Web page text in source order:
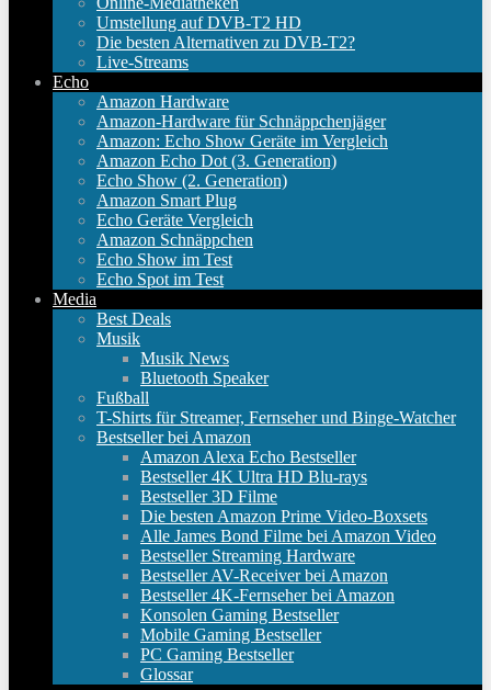
Umstellung auf DVB-T2 HD
Die besten Alternativen zu DVB-T2?
Live-Streams
Echo
Amazon Hardware
Amazon-Hardware für Schnäppchenjäger
Amazon: Echo Show Geräte im Vergleich
Amazon Echo Dot (3. Generation)
Echo Show (2. Generation)
Amazon Smart Plug
Echo Geräte Vergleich
Amazon Schnäppchen
Echo Show im Test
Echo Spot im Test
Media
Best Deals
Musik
Musik News
Bluetooth Speaker
Fußball
T-Shirts für Streamer, Fernseher und Binge-Watcher
Bestseller bei Amazon
Amazon Alexa Echo Bestseller
Bestseller 4K Ultra HD Blu-rays
Bestseller 3D Filme
Die besten Amazon Prime Video-Boxsets
Alle James Bond Filme bei Amazon Video
Bestseller Streaming Hardware
Bestseller AV-Receiver bei Amazon
Bestseller 4K-Fernseher bei Amazon
Konsolen Gaming Bestseller
Mobile Gaming Bestseller
PC Gaming Bestseller
Glossar